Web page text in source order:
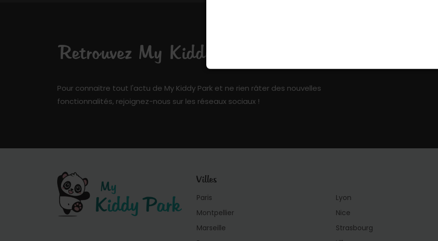
Retrouvez My Kiddy Park sur les réseaux sociaux !
Pour connaitre tout l'actu de My Kiddy Park et ne rien râter des nouvelles
fonctionnalités, rejoignez-nous sur les réseaux sociaux !
Villes
Paris
Montpellier
Marseille
Lyon
Nice
Strasbourg